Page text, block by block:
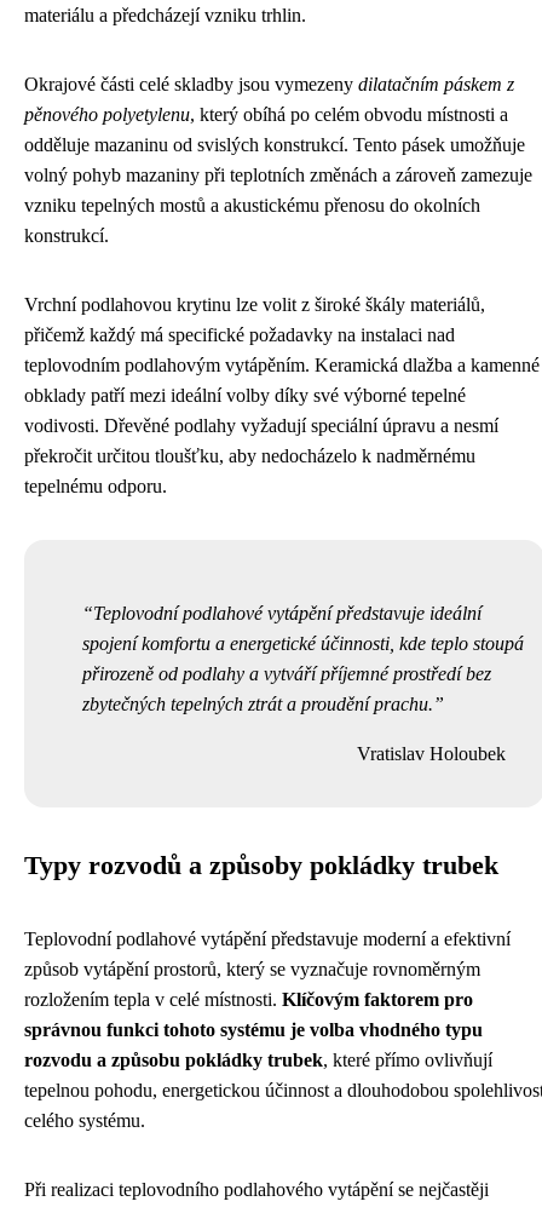
materiálu a předcházejí vzniku trhlin.
Okrajové části celé skladby jsou vymezeny dilatačním páskem z
pěnového polyetylenu, který obíhá po celém obvodu místnosti a
odděluje mazaninu od svislých konstrukcí. Tento pásek umožňuje
volný pohyb mazaniny při teplotních změnách a zároveň zamezuje
vzniku tepelných mostů a akustickému přenosu do okolních
konstrukcí.
Vrchní podlahovou krytinu lze volit z široké škály materiálů,
přičemž každý má specifické požadavky na instalaci nad
teplovodním podlahovým vytápěním. Keramická dlažba a kamenné
obklady patří mezi ideální volby díky své výborné tepelné
vodivosti. Dřevěné podlahy vyžadují speciální úpravu a nesmí
překročit určitou tloušťku, aby nedocházelo k nadměrnému
tepelnému odporu.
Teplovodní podlahové vytápění představuje ideální
spojení komfortu a energetické účinnosti, kde teplo stoupá
přirozeně od podlahy a vytváří příjemné prostředí bez
zbytečných tepelných ztrát a proudění prachu.
Vratislav Holoubek
Typy rozvodů a způsoby pokládky trubek
Teplovodní podlahové vytápění představuje moderní a efektivní
způsob vytápění prostorů, který se vyznačuje rovnoměrným
rozložením tepla v celé místnosti. Klíčovým faktorem pro
správnou funkci tohoto systému je volba vhodného typu
rozvodu a způsobu pokládky trubek, které přímo ovlivňují
tepelnou pohodu, energetickou účinnost a dlouhodobou
celého systému.
Při realizaci teplovodního podlahového vytápění se nejčastěji